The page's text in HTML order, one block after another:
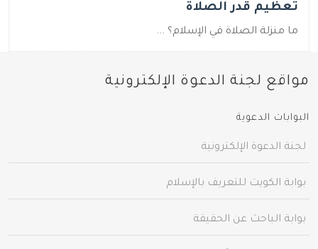
تعظيم قدر الصلاة
ما منزلة الصلاة في الإسلام؟ ...
مواقع لجنة الدعوة الإلكترونية
البوابات الدعوية
لجنة الدعوة الإلكترونية
بوابة الكويت للتعريف بالإسلام
بوابة الباحث عن الحقيقة